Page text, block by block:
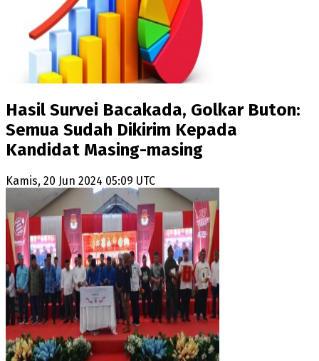
Hasil Survei Bacakada, Golkar Buton:
Semua Sudah Dikirim Kepada
Kandidat Masing-masing
Kamis, 20 Jun 2024 05:09 UTC